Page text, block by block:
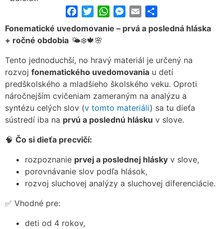
FacebookTwitterWhatsApp
Messenger
Email
Fonematické uvedomovanie – prvá a posledná hláska
+ ročné obdobia 🌤❄🍁🌸
Tento jednoduchší, no hravý materiál je určený na
rozvoj fonematického uvedomovania u detí
predškolského a mladšieho školského veku. Oproti
náročnejším cvičeniam zameraným na analýzu a
syntézu celých slov (v tomto materiáli) sa tu dieťa
sústredí iba na prvú a poslednú hlásku v slove.
🧠 Čo si dieťa precvičí:
rozpoznanie prvej a poslednej hlásky v slove,
porovnávanie slov podľa hlások,
rozvoj sluchovej analýzy a sluchovej diferenciácie.
✅ Vhodné pre:
deti od 4 rokov,